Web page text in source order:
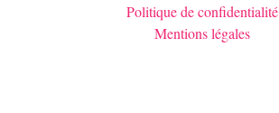
Politique de confidentialité
Mentions légales